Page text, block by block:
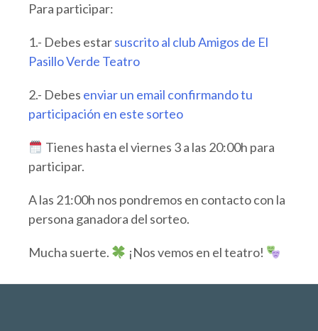
Para participar:
1.- Debes estarsuscrito al club Amigos de El
Pasillo Verde Teatro
2.- Debes enviar un email confirmando tu
participación en este sorteo
Tienes hasta el viernes 3 a las 20:00h para
participar.
A las 21:00h nos pondremos en contacto con la
persona ganadora del sorteo.
Mucha suerte. ¡Nos vemos en el teatro!